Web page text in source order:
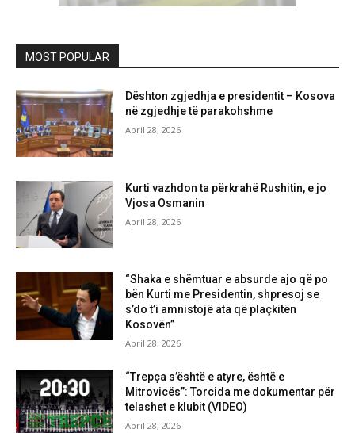
MOST POPULAR
Dështon zgjedhja e presidentit – Kosova
në zgjedhje të parakohshme
April 28, 2026
Kurti vazhdon ta përkrahë Rushitin, e jo
Vjosa Osmanin
April 28, 2026
“Shaka e shëmtuar e absurde ajo që po
bën Kurti me Presidentin, shpresoj se
s’do t’i amnistojë ata që plaçkitën
Kosovën”
April 28, 2026
“Trepça s’është e atyre, është e
Mitrovicës”: Torcida me dokumentar për
telashet e klubit (VIDEO)
April 28, 2026